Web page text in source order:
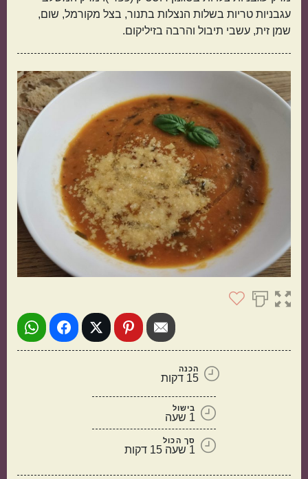
עגבניות טריות בשלות הנצלות בתנור, בצל מקורמל, שום,
שמן זית, עשבי תיבול והרבה בזיליקום.
הכנה
15 דקות
בישול
1 שעה
סך הכול
1 שעה 15 דקות
תפוחי אדמה אורז
מנה בארוחה
ראשונות
תוספות